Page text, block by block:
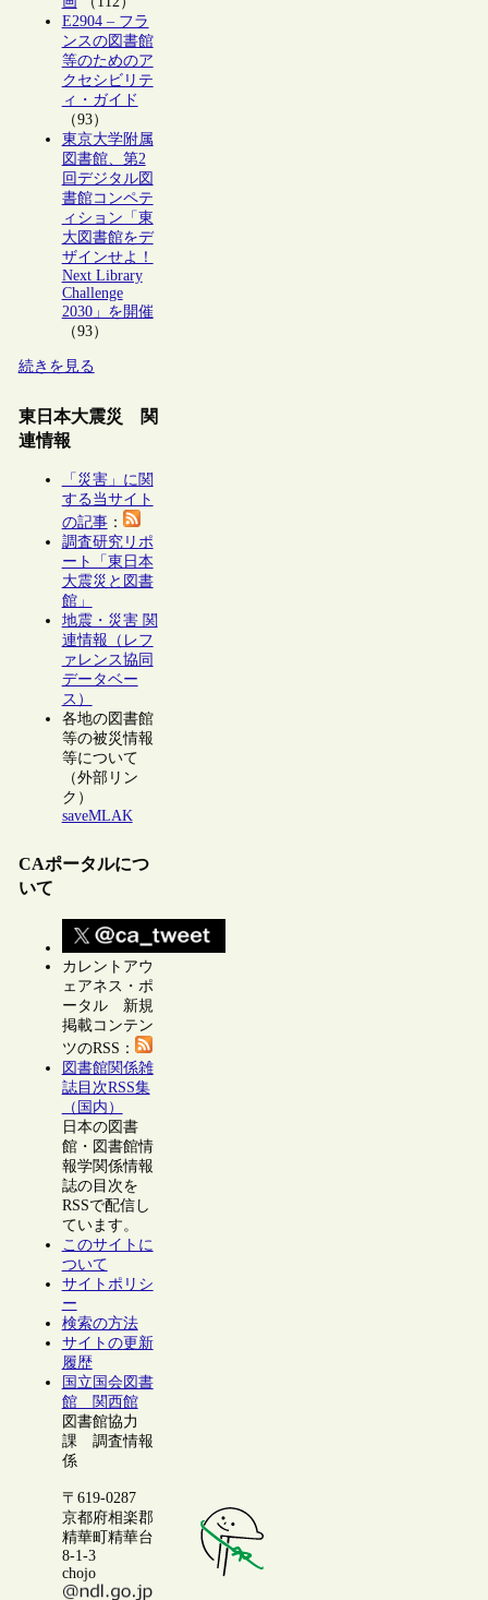
E2904 – フラ
ンスの図書館
等のためのア
クセシビリテ
ィ・ガイド
（93）
東京大学附属
図書館、第2
回デジタル図
書館コンペテ
ィション「東
大図書館をデ
ザインせよ！
Next Library
Challenge
2030」を開催
（93）
続きを見る
東日本大震災 関
連情報
「災害」に関
する当サイト
の記事：
調査研究リポ
ート「東日本
大震災と図書
館」
地震・災害 関
連情報（レフ
ァレンス協同
データベー
ス）
各地の図書館
等の被災情報
等について
（外部リン
ク）
saveMLAK
CAポータルにつ
いて
カレントアウ
ェアネス・ポ
ータル 新規
掲載コンテン
ツのRSS：
図書館関係雑
誌目次RSS集
（国内）
日本の図書
館・図書館情
報学関係情報
誌の目次を
RSSで配信し
ています。
このサイトに
ついて
サイトポリシ
ー
検索の方法
サイトの更新
履歴
国立国会図書
館 関西館
図書館協力
課 調査情報
係
〒619-0287
京都府相楽郡
精華町精華台
8-1-3
chojo